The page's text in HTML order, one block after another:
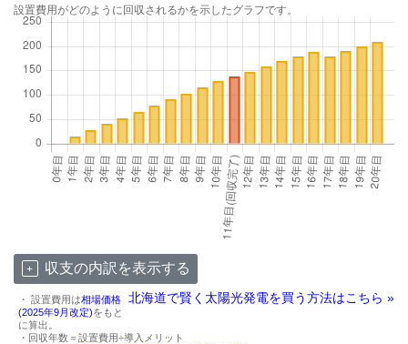
設置費用がどのように回収されるかを示したグラフです。
収支の内訳を表示する
北海道で賢く太陽光発電を買う方法はこちら »
・ 設置費用は相場価格
(2025年9月改定)をもと
に算出。
・回収年数＝設置費用÷導入メリット